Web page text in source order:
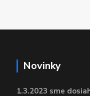
Novinky
1.3.2023 sme